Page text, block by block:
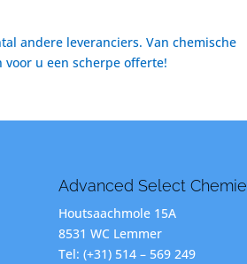
andere leveranciers. Van chemische
u een scherpe offerte!
Advanced Select Chemie
Houtsaachmole 15A
8531 WC Lemmer
Tel: (+31) 514 – 569 249